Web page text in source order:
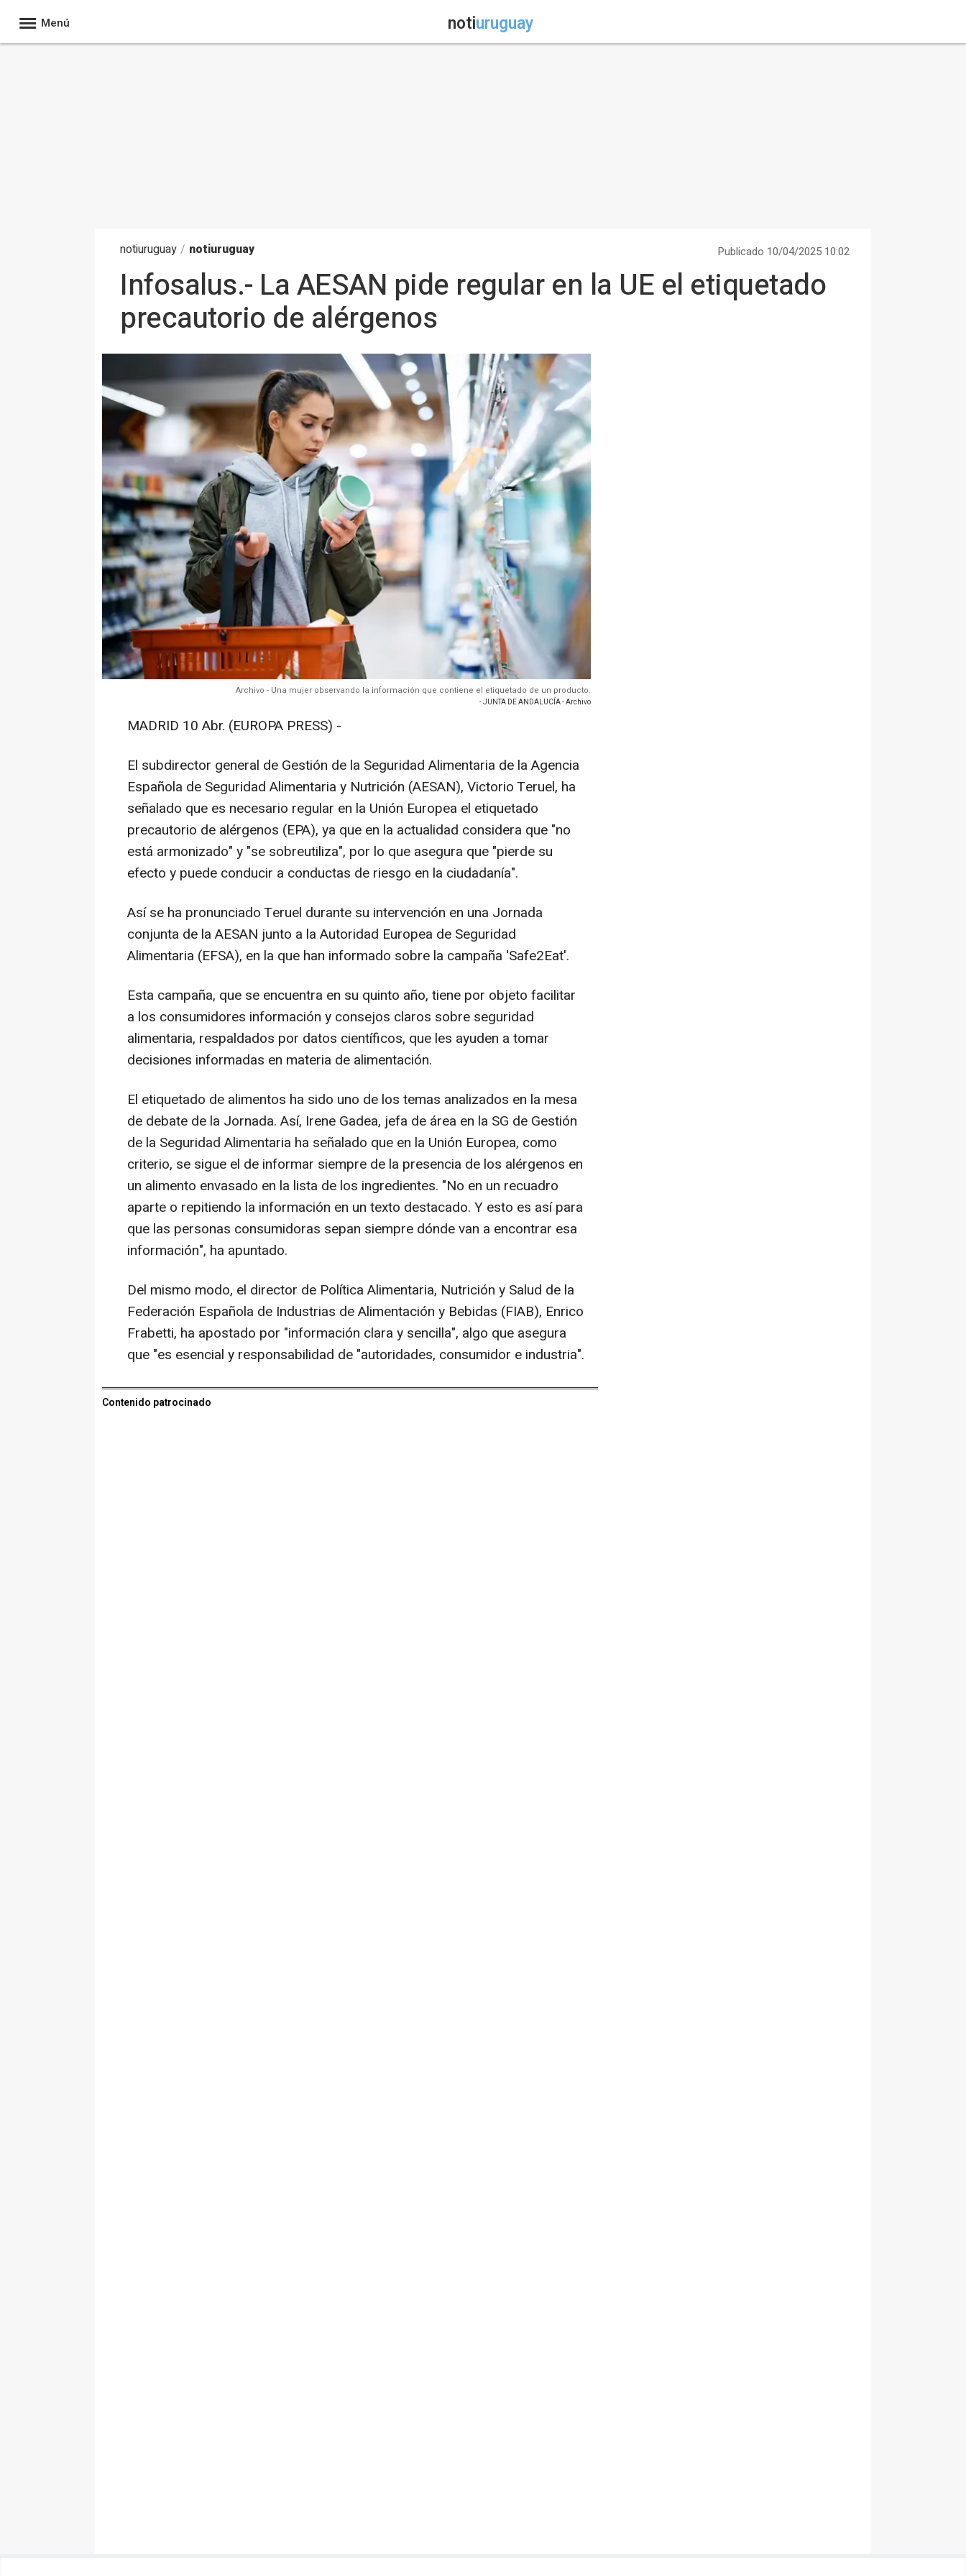
Menú notiuruguay
notiuruguay / notiuruguay Publicado 10/04/2025 10:02
Infosalus.- La AESAN pide regular en la UE el etiquetado
precautorio de alérgenos
Archivo - Una mujer observando la información que contiene el etiquetado de un producto.
- JUNTA DE ANDALUCÍA - Archivo
MADRID 10 Abr. (EUROPA PRESS) -
El subdirector general de Gestión de la Seguridad Alimentaria de la Agencia
Española de Seguridad Alimentaria y Nutrición (AESAN), Victorio Teruel, ha
señalado que es necesario regular en la Unión Europea el etiquetado
precautorio de alérgenos (EPA), ya que en la actualidad considera que "no
está armonizado" y "se sobreutiliza", por lo que asegura que "pierde su
efecto y puede conducir a conductas de riesgo en la ciudadanía".
Así se ha pronunciado Teruel durante su intervención en una Jornada
conjunta de la AESAN junto a la Autoridad Europea de Seguridad
Alimentaria (EFSA), en la que han informado sobre la campaña 'Safe2Eat'.
Esta campaña, que se encuentra en su quinto año, tiene por objeto facilitar
a los consumidores información y consejos claros sobre seguridad
alimentaria, respaldados por datos científicos, que les ayuden a tomar
decisiones informadas en materia de alimentación.
El etiquetado de alimentos ha sido uno de los temas analizados en la mesa
de debate de la Jornada. Así, Irene Gadea, jefa de área en la SG de Gestión
de la Seguridad Alimentaria ha señalado que en la Unión Europea, como
criterio, se sigue el de informar siempre de la presencia de los alérgenos en
un alimento envasado en la lista de los ingredientes. "No en un recuadro
aparte o repitiendo la información en un texto destacado. Y esto es así para
que las personas consumidoras sepan siempre dónde van a encontrar esa
información", ha apuntado.
Del mismo modo, el director de Política Alimentaria, Nutrición y Salud de la
Federación Española de Industrias de Alimentación y Bebidas (FIAB), Enrico
Frabetti, ha apostado por "información clara y sencilla", algo que asegura
que "es esencial y responsabilidad de "autoridades, consumidor e industria".
Contenido patrocinado